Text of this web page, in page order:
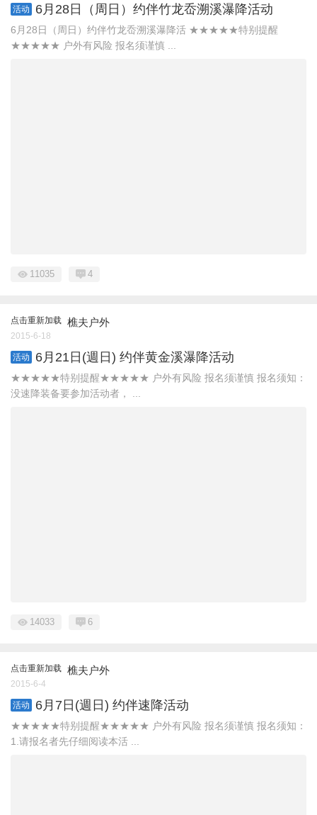
活动 6月28日（周日）约伴竹龙岙溯溪瀑降活动
6月28日（周日）约伴竹龙岙溯溪瀑降活 ★★★★★特别提醒
★★★★★ 户外有风险 报名须谨慎 ...
11035 4
点击重新加载 樵夫户外
2015-6-18
活动 6月21日(週日) 约伴黄金溪瀑降活动
★★★★★特别提醒★★★★★ 户外有风险 报名须谨慎 报名须知：
没速降装备要参加活动者， ...
14033 6
点击重新加载 樵夫户外
2015-6-4
活动 6月7日(週日) 约伴速降活动
★★★★★特别提醒★★★★★ 户外有风险 报名须谨慎 报名须知：
1.请报名者先仔细阅读本活 ...